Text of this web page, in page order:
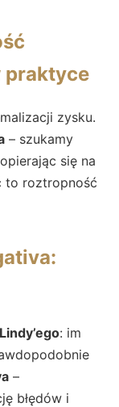
praktyce
zysku.
– szukamy
się na
to roztropność
: im
–
błędów i